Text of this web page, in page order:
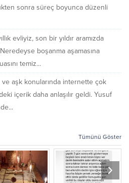
sonra süreç boyunca düzenli
evliyiz, son bir yıldır aramızda
boşanma aşamasına
temiz...
aşk konularında internette çok
içerik daha anlaşılır geldi. Yusuf
Tümünü Göster